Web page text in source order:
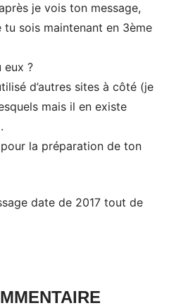
je vois ton message,
tu sois maintenant en 3ème
eux ?
d’autres sites à côté (je
mais il en existe
la préparation de ton
date de 2017 tout de